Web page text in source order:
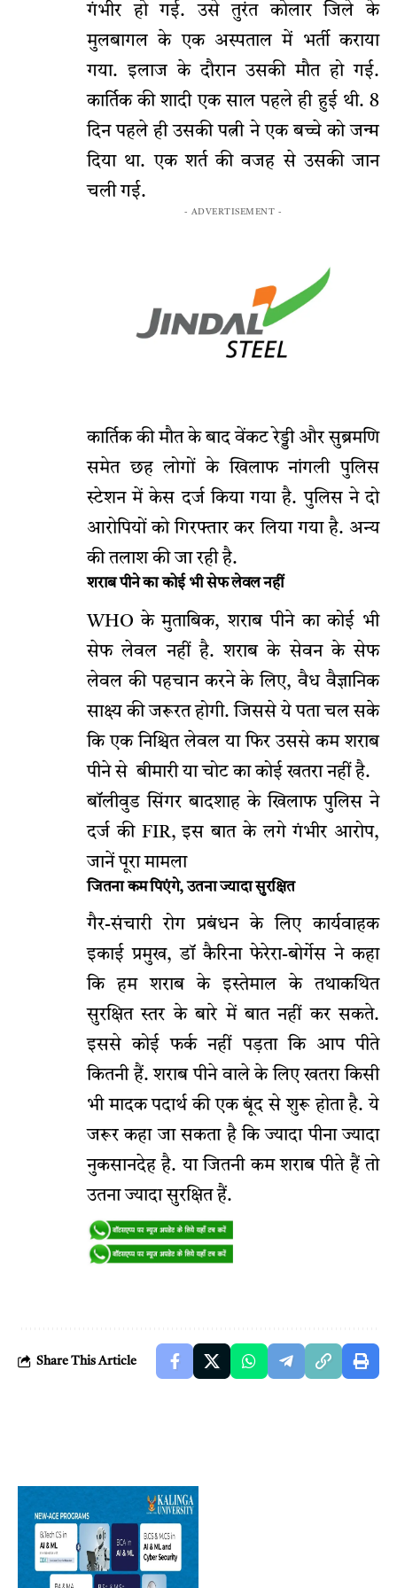
गंभीर हो गई. उसे तुरंत कोलार जिले के
मुलबागल के एक अस्पताल में भर्ती कराया
गया. इलाज के दौरान उसकी मौत हो गई.
कार्तिक की शादी एक साल पहले ही हुई थी. 8
दिन पहले ही उसकी पत्नी ने एक बच्चे को जन्म
दिया था. एक शर्त की वजह से उसकी जान
चली गई.
- ADVERTISEMENT -
कार्तिक की मौत के बाद वेंकट रेड्डी और सुब्रमणि
समेत छह लोगों के खिलाफ नांगली पुलिस
स्टेशन में केस दर्ज किया गया है. पुलिस ने दो
आरोपियों को गिरफ्तार कर लिया गया है. अन्य
की तलाश की जा रही है.
शराब पीने का कोई भी सेफ लेवल नहीं
WHO के मुताबिक, शराब पीने का कोई भी
सेफ लेवल नहीं है. शराब के सेवन के सेफ
लेवल की पहचान करने के लिए, वैध वैज्ञानिक
साक्ष्य की जरूरत होगी. जिससे ये पता चल सके
कि एक निश्चित लेवल या फिर उससे कम शराब
पीने से बीमारी या चोट का कोई खतरा नहीं है.
बॉलीवुड सिंगर बादशाह के खिलाफ पुलिस ने
दर्ज की FIR, इस बात के लगे गंभीर आरोप,
जानें पूरा मामला
जितना कम पिएंगे, उतना ज्यादा सुरक्षित
गैर-संचारी रोग प्रबंधन के लिए कार्यवाहक
इकाई प्रमुख, डॉ कैरिना फेरेरा-बोर्गेस ने कहा
कि हम शराब के इस्तेमाल के तथाकथित
सुरक्षित स्तर के बारे में बात नहीं कर सकते.
इससे कोई फर्क नहीं पड़ता कि आप पीते
कितनी हैं. शराब पीने वाले के लिए खतरा किसी
भी मादक पदार्थ की एक बूंद से शुरू होता है. ये
जरूर कहा जा सकता है कि ज्यादा पीना ज्यादा
नुकसानदेह है. या जितनी कम शराब पीते हैं तो
उतना ज्यादा सुरक्षित हैं.
Share This Article